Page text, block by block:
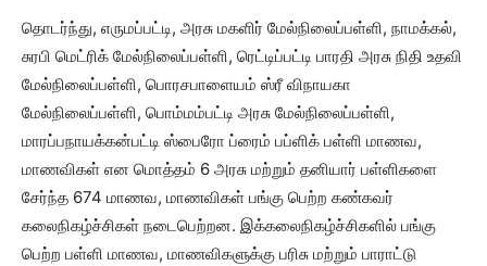
தொடர்ந்து, எருமப்பட்டி, அரசு மகளிர் மேல்நிலைப்பள்ளி, நாமக்கல்,
சுரபி மெட்ரிக் மேல்நிலைப்பள்ளி, ரெட்டிப்பட்டி பாரதி அரசு நிதி உதவி
மேல்நிலைப்பள்ளி, பொரசபாளையம் ஸ்ரீ விநாயகா
மேல்நிலைப்பள்ளி, பொம்மம்பட்டி அரசு மேல்நிலைப்பள்ளி,
மாரப்பநாயக்கன்பட்டி ஸ்பைரோ ப்ரைம் பப்ளிக் பள்ளி மாணவ,
மாணவிகள் என மொத்தம் 6 அரசு மற்றும் தனியார் பள்ளிகளை
சேர்ந்த 674 மாணவ, மாணவிகள் பங்கு பெற்ற கண்கவர்
கலைநிகழ்ச்சிகள் நடைபெற்றன. இக்கலைநிகழ்ச்சிகளில் பங்கு
பெற்ற பள்ளி மாணவ, மாணவிகளுக்கு பரிசு மற்றும் பாராட்டு